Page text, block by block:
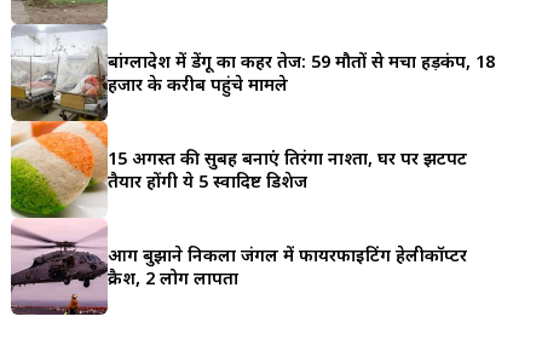
बांग्लादेश में डेंगू का कहर तेज: 59 मौतों से मचा हड़कंप, 18
हजार के करीब पहुंचे मामले
15 अगस्त की सुबह बनाएं तिरंगा नाश्ता, घर पर झटपट
तैयार होंगी ये 5 स्वादिष्ट डिशेज
आग बुझाने निकला जंगल में फायरफाइटिंग हेलीकॉप्टर
क्रैश, 2 लोग लापता